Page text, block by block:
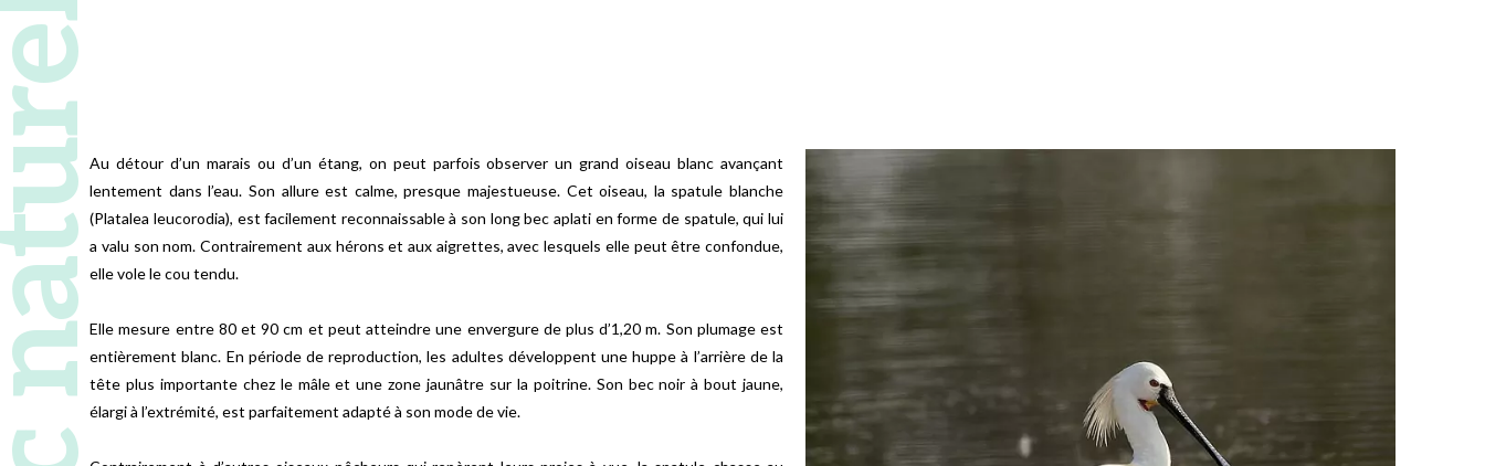
Au détour d’un marais ou d’un étang, on peut parfois observer un grand oiseau blanc avançant
lentement dans l’eau. Son allure est calme, presque majestueuse. Cet oiseau, la spatule blanche
(Platalea leucorodia), est facilement reconnaissable à son long bec aplati en forme de spatule, qui lui
a valu son nom. Contrairement aux hérons et aux aigrettes, avec lesquels elle peut être confondue,
elle vole le cou tendu.
Elle mesure entre 80 et 90 cm et peut atteindre une envergure de plus d’1,20 m. Son plumage est
entièrement blanc. En période de reproduction, les adultes développent une huppe à l’arrière de la
tête plus importante chez le mâle et une zone jaunâtre sur la poitrine. Son bec noir à bout jaune,
élargi à l’extrémité, est parfaitement adapté à son mode de vie.